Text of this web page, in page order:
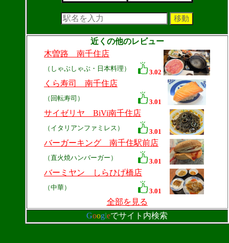
近くの他のレビュー
木曽路 南千住店
（しゃぶしゃぶ・日本料理） 3.02
くら寿司 南千住店
（回転寿司） 3.01
サイゼリヤ BiVi南千住店
（イタリアンファミレス） 3.01
バーガーキング 南千住駅前店
（直火焼ハンバーガー） 3.01
バーミヤン しらひげ橋店
（中華） 3.01
全部を見る
Googleでサイト内検索